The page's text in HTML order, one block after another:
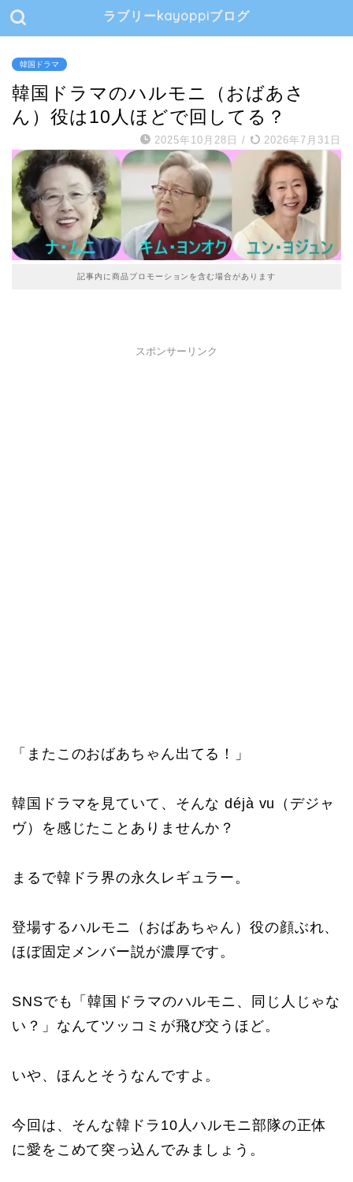
ラブリーkayoppiブログ
韓国ドラマ
韓国ドラマのハルモニ（おばあさ
ん）役は10人ほどで回してる？
2025年10月28日 / 2026年7月31日
記事内に商品プロモーションを含む場合があります
スポンサーリンク
「またこのおばあちゃん出てる！」
韓国ドラマを見ていて、そんな déjà vu（デジャ
ヴ）を感じたことありませんか？
まるで韓ドラ界の永久レギュラー。
登場するハルモニ（おばあちゃん）役の顔ぶれ、
ほぼ固定メンバー説が濃厚です。
SNSでも「韓国ドラマのハルモニ、同じ人じゃな
い？」なんてツッコミが飛び交うほど。
いや、ほんとそうなんですよ。
今回は、そんな韓ドラ10人ハルモニ部隊の正体
に愛をこめて突っ込んでみましょう。